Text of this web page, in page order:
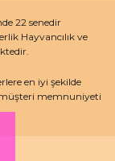
22 senedir
Hayvancılık ve
en iyi şekilde
memnuniyeti